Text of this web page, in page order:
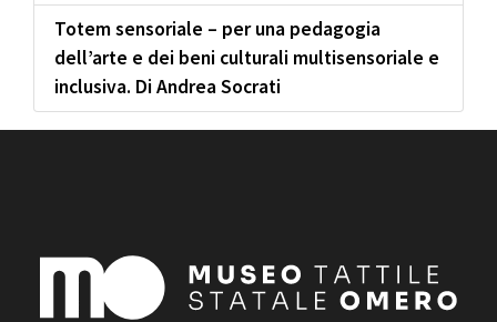
Totem sensoriale – per una pedagogia
dell’arte e dei beni culturali multisensoriale e
inclusiva. Di Andrea Socrati